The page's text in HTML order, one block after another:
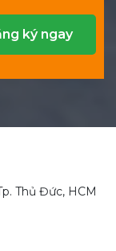
Thủ Đức, HCM